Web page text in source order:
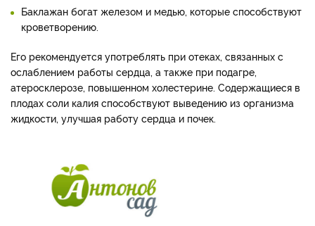
Баклажан богат железом и медью, которые способствуют
кроветворению.
Его рекомендуется употреблять при отеках, связанных с
ослаблением работы сердца, а также при подагре,
атеросклерозе, повышенном холестерине. Содержащиеся в
плодах соли калия способствуют выведению из организма
жидкости, улучшая работу сердца и почек.